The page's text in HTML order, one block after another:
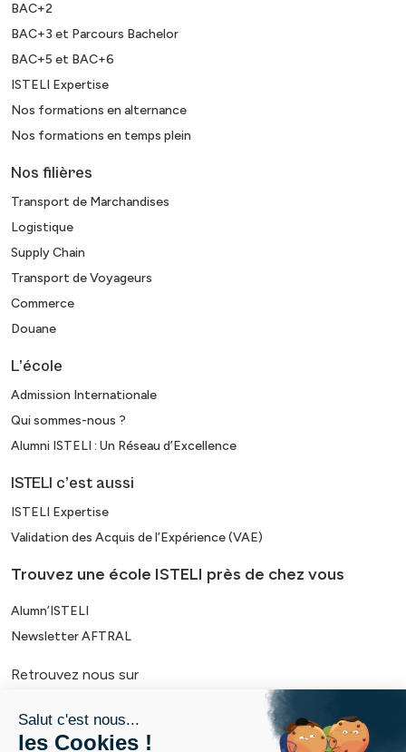
BAC+2
BAC+3 et Parcours Bachelor
BAC+5 et BAC+6
ISTELI Expertise
Nos formations en alternance
Nos formations en temps plein
Nos filières
Transport de Marchandises
Logistique
Supply Chain
Transport de Voyageurs
Commerce
Douane
L’école
Admission Internationale
Qui sommes-nous ?
Alumni ISTELI : Un Réseau d’Excellence
ISTELI c’est aussi
ISTELI Expertise
Validation des Acquis de l’Expérience (VAE)
Trouvez une école ISTELI près de chez vous
Alumn’ISTELI
Newsletter AFTRAL
Retrouvez nous sur